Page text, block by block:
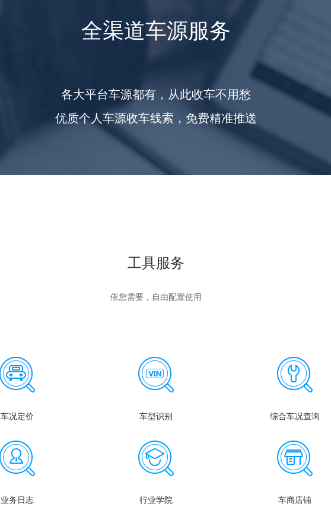
全渠道车源服务
各大平台车源都有，从此收车不用愁
优质个人车源收车线索，免费精准推送
工具服务
依您需要，自由配置使用
车况定价 车型识别 综合车况查询
业务日志 行业学院 车商店铺